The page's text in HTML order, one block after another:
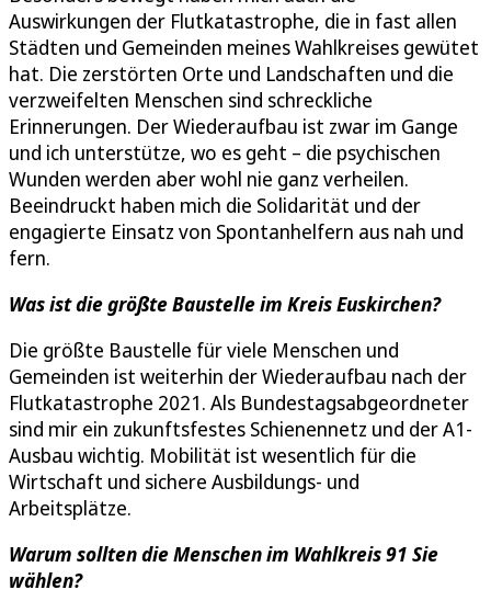
Auswirkungen der Flutkatastrophe, die in fast allen
Städten und Gemeinden meines Wahlkreises gewütet
hat. Die zerstörten Orte und Landschaften und die
verzweifelten Menschen sind schreckliche
Erinnerungen. Der Wiederaufbau ist zwar im Gange
und ich unterstütze, wo es geht – die psychischen
Wunden werden aber wohl nie ganz verheilen.
Beeindruckt haben mich die Solidarität und der
engagierte Einsatz von Spontanhelfern aus nah und
fern.
Was ist die größte Baustelle im Kreis Euskirchen?
Die größte Baustelle für viele Menschen und
Gemeinden ist weiterhin der Wiederaufbau nach der
Flutkatastrophe 2021. Als Bundestagsabgeordneter
sind mir ein zukunftsfestes Schienennetz und der A1-
Ausbau wichtig. Mobilität ist wesentlich für die
Wirtschaft und sichere Ausbildungs- und
Arbeitsplätze.
Warum sollten die Menschen im Wahlkreis 91 Sie
wählen?